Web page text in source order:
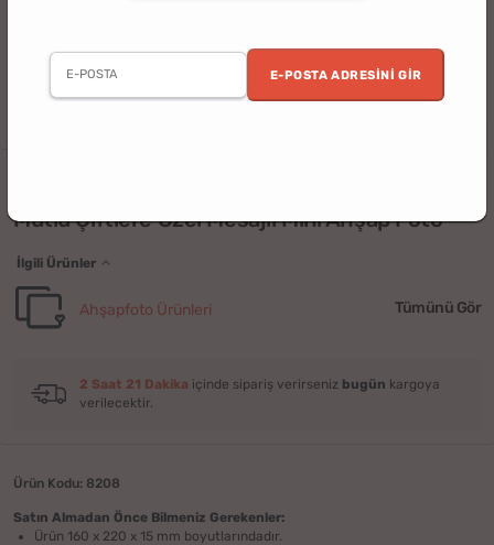
E-POSTA ADRESINI GIR
Mutlu Çiftlere Özel Mesajlı Mini Ahşap Foto
İlgili Ürünler
Ahşapfoto Ürünleri Tümünü Gör
2 Saat 21 Dakika içinde sipariş verirseniz bugün kargoya
verilecektir.
Ürün Kodu: 8208
Satın Almadan Önce Bilmeniz Gerekenler:
Ürün 160 x 220 x 15 mm boyutlarındadır.